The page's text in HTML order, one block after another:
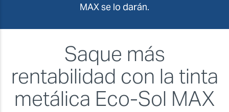
MAX se lo darán.
Saque más
rentabilidad con la tinta
metálica Eco-Sol MAX